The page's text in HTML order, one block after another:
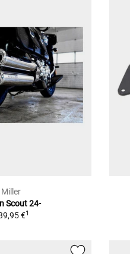
Miller
Scout 24-
€1